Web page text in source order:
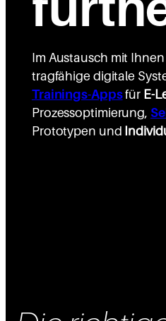
Im Austausch mit
tragfähige digitale
Trainings-Appsfür E-
Prozessoptimierung,
Prototypen und